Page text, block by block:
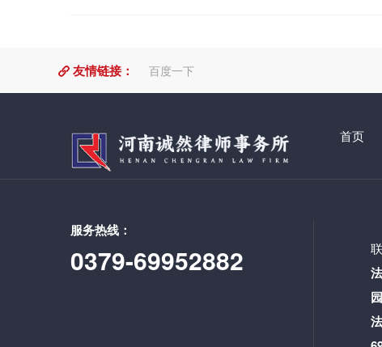
友情链接： 百度一下
首页
服务热线：
0379-69952882